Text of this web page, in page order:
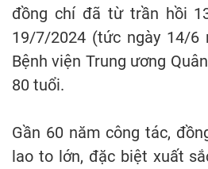
đồng chí đã từ trần hồi
19/7/2024 (tức ngày 14/6
Bệnh viện Trung ương
80 tuổi.
Gần 60 năm công tác,
lao to lớn, đặc biệt xuất